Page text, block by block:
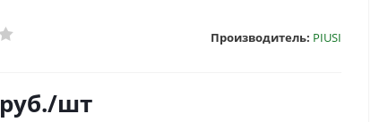
Производитель: PIUSI
руб./шт